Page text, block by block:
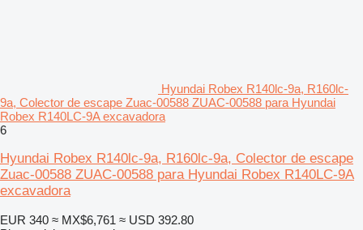
Hyundai Robex R140lc-9a, R160lc-
9a, Colector de escape Zuac-00588 ZUAC-00588 para Hyundai
Robex R140LC-9A excavadora
6
Hyundai Robex R140lc-9a, R160lc-9a, Colector de escape
Zuac-00588 ZUAC-00588 para Hyundai Robex R140LC-9A
excavadora
EUR 340 ≈ MX$6,761 ≈ USD 392.80